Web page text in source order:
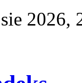
2026,